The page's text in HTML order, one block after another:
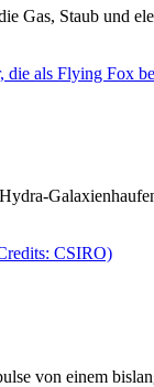
Gas, Staub und
von einem